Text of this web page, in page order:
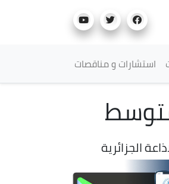
استشارات و مناقصات
الجزائرية